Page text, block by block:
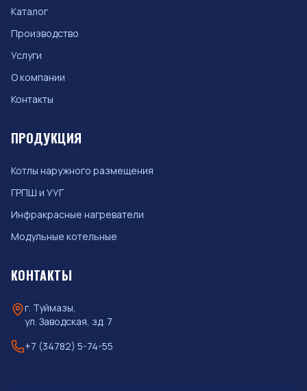
Каталог
Производство
Услуги
О компании
Контакты
ПРОДУКЦИЯ
Котлы наружного размещения
ГРПШ и УУГ
Инфракрасные нагреватели
Модульные котельные
КОНТАКТЫ
г. Туймазы,
ул. Заводская, зд. 7
+7 (34782) 5-74-55